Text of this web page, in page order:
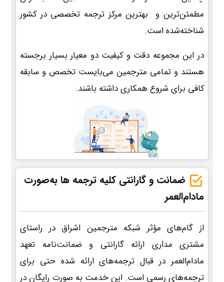
مطمئن‌ترین و بهترین مرکز ترجمه تخصصی در کشور
شناخته‌شده است.
در این مجموعه دقت و کیفیت دو معیار بسیار برجسته
هستند و تمامی مترجمین می‌بایست تخصص و سابقه
کافی برای شروع همکاری داشته باشند.
ضمانت و گارانتی کلیه ترجمه ها به‌صورت
مادام‌العمر
از گام‌های مؤثر شبکه مترجمین اشراق در راستای
مشتری مداری ارائه گارانتی و ضمانت‌نامه تعهد
مادام‌العمر در قبال ترجمه‌های ارائه شده حتی برای
ترجمه‌های رسمی است. این خدمت به صورت رایگان در